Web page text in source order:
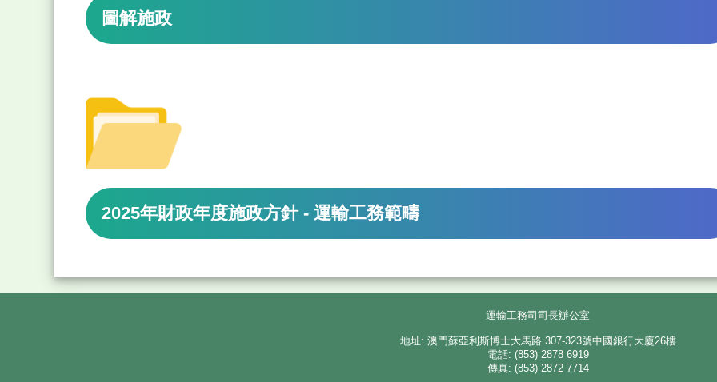
圖解施政
2025年財政年度施政方針 - 運輸工務範疇
運輸工務司司長辦公室
地址: 澳門蘇亞利斯博士大馬路 307-323號中國銀行大廈26樓
電話: (853) 2878 6919
傳真: (853) 2872 7714